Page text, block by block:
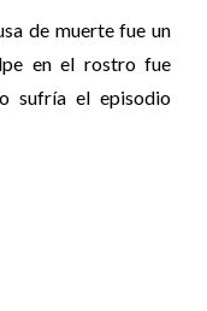
de muerte fue un
en el rostro fue
sufría el episodio